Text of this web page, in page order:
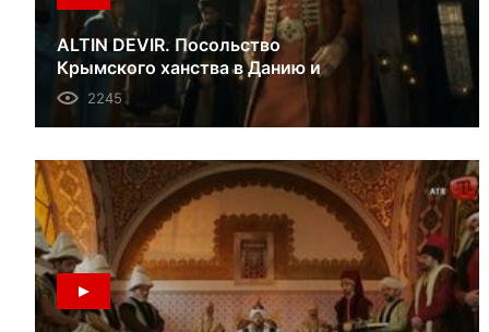
ALTIN DEVIR. Посольство
Крымского ханства в Данию и
Австрию в 1655 году. 28.04.18
2245